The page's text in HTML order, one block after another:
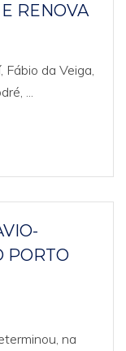
RENOVA
da Veiga,
...
PORTO
na